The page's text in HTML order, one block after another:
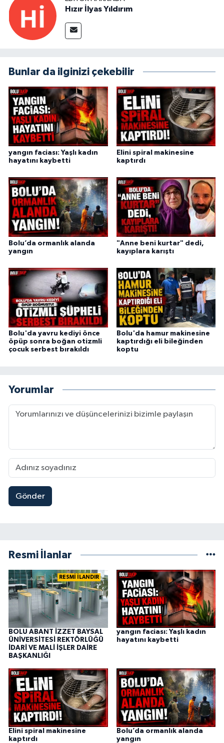
Hızır İlyas Yıldırım
Bunlar da ilginizi çekebilir
yangın faciası: Yaşlı kadın
hayatını kaybetti
Elini spiral makinesine
kaptırdı
Bolu’da ormanlık alanda
yangın
"Anne beni kurtar" dedi,
kayıplara karıştı
Bolu'da yavru kediyi önce
öpüp sonra boğan otizmli
çocuk serbest bırakıldı
Bolu'da hamur makinesine
kaptırdığı eli bileğinden
koptu
Yorumlar
Gönder
Resmi İlanlar
RESMİ İLANDIR
BOLU ABANT İZZET BAYSAL
ÜNİVERSİTESİ REKTÖRLÜĞÜ
İDARİ VE MALİ İŞLER DAİRE
BAŞKANLIĞI
yangın faciası: Yaşlı kadın
hayatını kaybetti
Elini spiral makinesine
kaptırdı
Bolu’da ormanlık alanda
yangın